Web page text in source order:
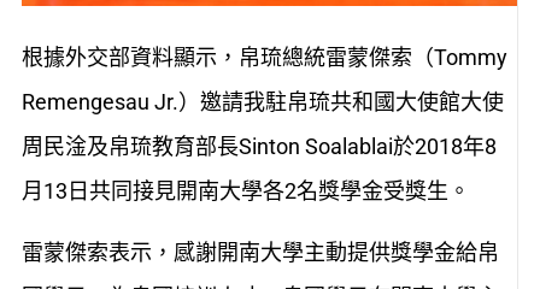
根據外交部資料顯示，帛琉總統雷蒙傑索（Tommy
Remengesau Jr.）邀請我駐帛琉共和國大使館大使
周民淦及帛琉教育部長Sinton Soalablai於2018年8
月13日共同接見開南大學各2名獎學金受獎生。
雷蒙傑索表示，感謝開南大學主動提供獎學金給帛